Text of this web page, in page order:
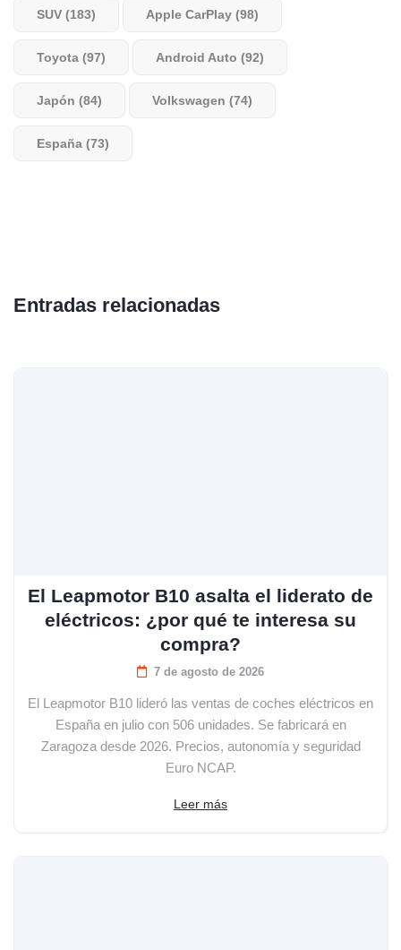
SUV (183) Apple CarPlay (98)
Toyota (97) Android Auto (92)
Japón (84) Volkswagen (74)
España (73)
Entradas relacionadas
El Leapmotor B10 asalta el liderato de
eléctricos: ¿por qué te interesa su
compra?
7 de agosto de 2026
El Leapmotor B10 lideró las ventas de coches eléctricos en
España en julio con 506 unidades. Se fabricará en
Zaragoza desde 2026. Precios, autonomía y seguridad
Euro NCAP.
Leer más